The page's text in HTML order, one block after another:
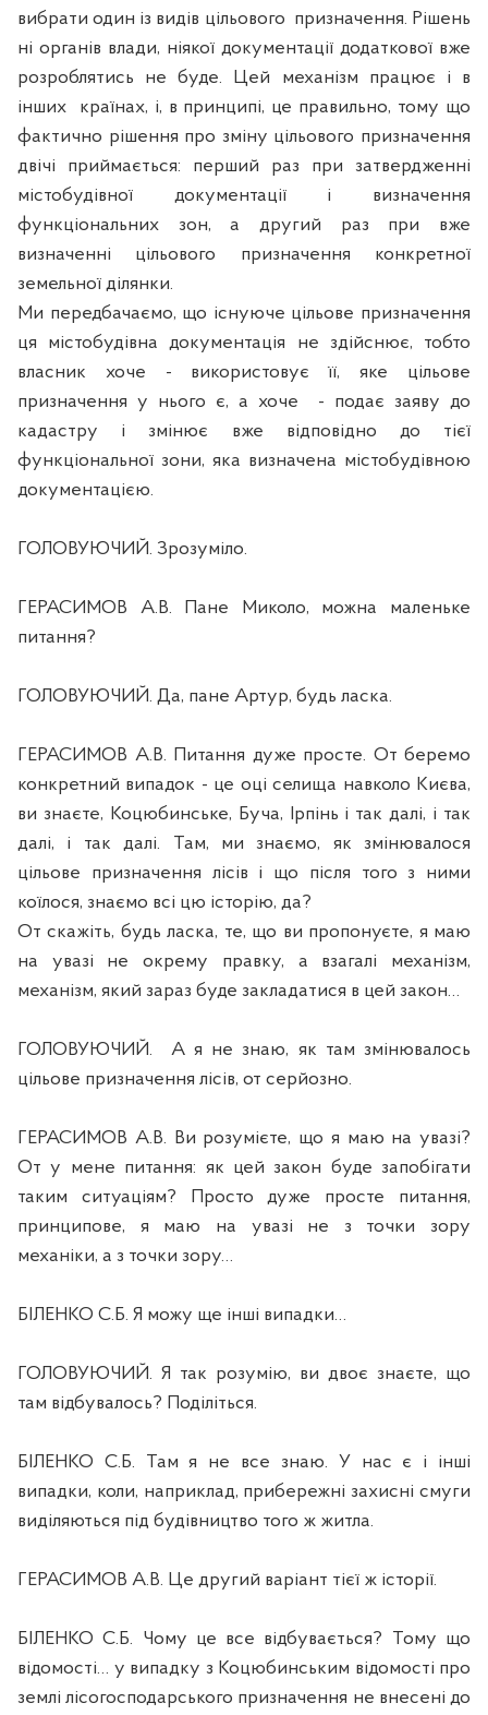
вибрати один із видів цільового призначення. Рішень
ні органів влади, ніякої документації додаткової вже
розроблятись не буде. Цей механізм працює і в
інших
країнах, і, в принципі, це правильно, тому що
фактично рішення про зміну цільового призначення
двічі приймається: перший раз при затвердженні
містобудівної документації і визначення
функціональних зон, а другий раз при вже
визначенні цільового призначення конкретної
земельної ділянки.
Ми передбачаємо, що існуюче цільове призначення
ця містобудівна документація не здійснює, тобто
власник хоче - використовує її, яке цільове
призначення у нього є, а хоче
- подає заяву до
кадастру і змінює вже відповідно до тієї
функціональної зони, яка визначена містобудівною
документацією.
ГОЛОВУЮЧИЙ. Зрозуміло.
ГЕРАСИМОВ А.В. Пане Миколо, можна маленьке
питання?
ГОЛОВУЮЧИЙ. Да, пане Артур, будь ласка.
ГЕРАСИМОВ А.В. Питання дуже просте. От беремо
конкретний випадок - це оці селища навколо Києва,
ви знаєте, Коцюбинське, Буча, Ірпінь і так далі, і так
далі, і так далі. Там, ми знаємо, як змінювалося
цільове призначення лісів і що після того з ними
коїлося, знаємо всі цю історію, да?
От скажіть, будь ласка, те, що ви пропонуєте, я маю
на увазі не окрему правку, а взагалі механізм,
механізм, який зараз буде закладатися в цей закон…
ГОЛОВУЮЧИЙ.
А я не знаю, як там змінювалось
цільове призначення лісів, от серйозно.
ГЕРАСИМОВ А.В. Ви розумієте, що я маю на увазі?
От у мене питання: як цей закон буде запобігати
таким ситуаціям? Просто дуже просте питання,
принципове, я маю на увазі не з точки зору
механіки, а з точки зору…
БІЛЕНКО С.Б. Я можу ще інші випадки…
ГОЛОВУЮЧИЙ. Я так розумію, ви двоє знаєте, що
там відбувалось? Поділіться.
БІЛЕНКО С.Б. Там я не все знаю. У нас є і інші
випадки, коли, наприклад, прибережні захисні смуги
виділяються під будівництво того ж житла.
ГЕРАСИМОВ А.В. Це другий варіант тієї ж історії.
БІЛЕНКО С.Б. Чому це все відбувається? Тому що
відомості… у випадку з Коцюбинським відомості про
землі лісогосподарського призначення не внесені до